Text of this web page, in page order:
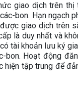
giao dịch trên
bon. Hạn ngạch
giao dịch trên
là duy nhất và
tài khoản lưu ký
bon. Hoạt động
hiện tập trung để